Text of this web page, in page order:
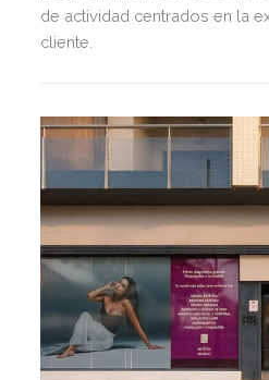
de actividad centrados en la
cliente.